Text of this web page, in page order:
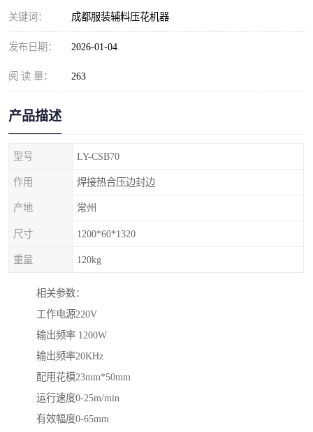
关键词： 成都服装辅料压花机器
发布日期： 2026-01-04
阅 读 量： 263
产品描述
型号 LY-CSB70
作用 焊接热合压边封边
产地 常州
尺寸 1200*60*1320
重量 120kg
相关参数：
工作电源220V
输出频率 1200W
输出频率20KHz
配用花模23mm*50mm
运行速度0-25m/min
有效幅度0-65mm